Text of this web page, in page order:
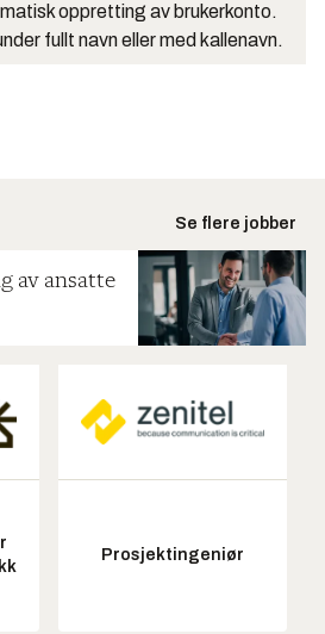
oppretting av brukerkonto.
fullt navn eller med kallenavn.
Se flere jobber
av ansatte
Prosjektingeniør